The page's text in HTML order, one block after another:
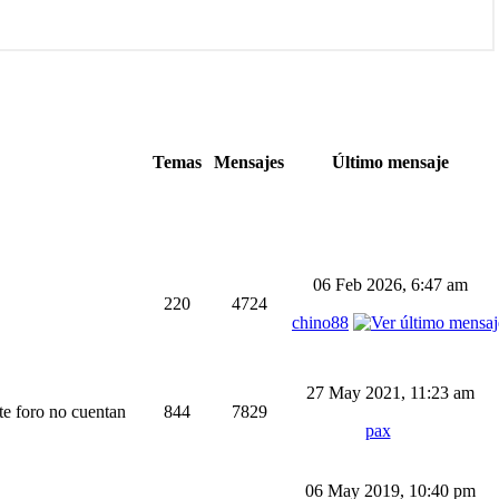
Temas Mensajes Último mensaje
220 4724
06 Feb 2026, 6:47 am
chino88
foro no cuentan
844 7829
27 May 2021, 11:23 am
pax
06 May 2019, 10:40 pm